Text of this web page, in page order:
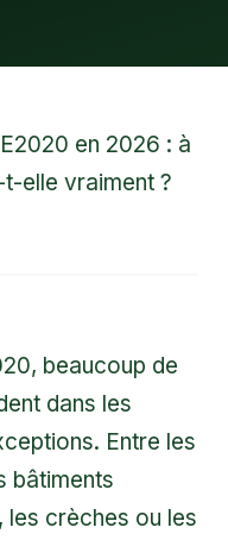
en 2026 : à
t-elle vraiment ?
beaucoup de
dans les
Entre les
bâtiments
les crèches ou les